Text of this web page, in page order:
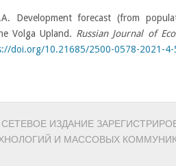
Development forecast (from
Volga Upland. Russian Journal of
doi.org/10.21685/2500-0578-2021-4-
СЕТЕВОЕ ИЗДАНИЕ
И МАССОВЫХ